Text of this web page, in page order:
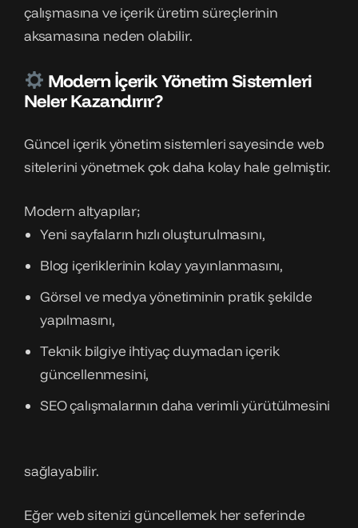
çalışmasına ve içerik üretim süreçlerinin
aksamasına neden olabilir.
Modern İçerik Yönetim Sistemleri
Neler Kazandırır?
Güncel içerik yönetim sistemleri sayesinde web
sitelerini yönetmek çok daha kolay hale gelmiştir.
Modern altyapılar;
Yeni sayfaların hızlı oluşturulmasını,
Blog içeriklerinin kolay yayınlanmasını,
Görsel ve medya yönetiminin pratik şekilde
yapılmasını,
Teknik bilgiye ihtiyaç duymadan içerik
güncellenmesini,
SEO çalışmalarının daha verimli yürütülmesini
sağlayabilir.
Eğer web sitenizi güncellemek her seferinde